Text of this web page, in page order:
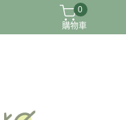
0
購物車